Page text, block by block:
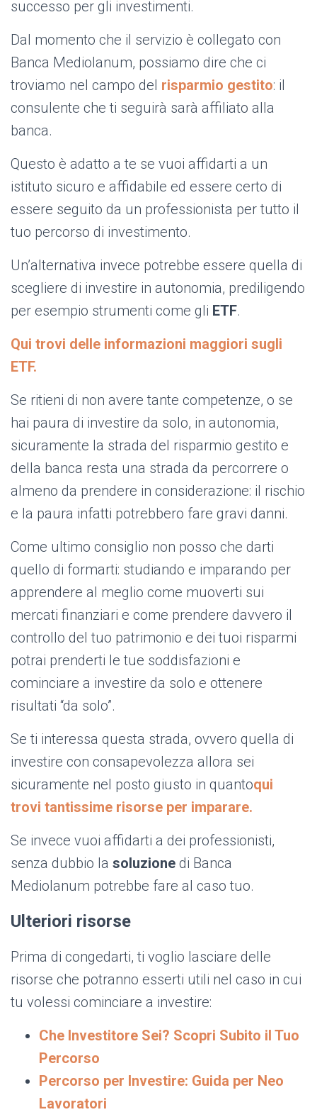
successo per gli investimenti.
Dal momento che il servizio è collegato con
Banca Mediolanum, possiamo dire che ci
troviamo nel campo del risparmio gestito: il
consulente che ti seguirà sarà affiliato alla
banca.
Questo è adatto a te se vuoi affidarti a un
istituto sicuro e affidabile ed essere certo di
essere seguito da un professionista per tutto il
tuo percorso di investimento.
Un’alternativa invece potrebbe essere quella di
scegliere di investire in autonomia, prediligendo
per esempio strumenti come gli ETF.
Qui trovi delle informazioni maggiori sugli
ETF.
Se ritieni di non avere tante competenze, o se
hai paura di investire da solo, in autonomia,
sicuramente la strada del risparmio gestito e
della banca resta una strada da percorrere o
almeno da prendere in considerazione: il rischio
e la paura infatti potrebbero fare gravi danni.
Come ultimo consiglio non posso che darti
quello di formarti: studiando e imparando per
apprendere al meglio come muoverti sui
mercati finanziari e come prendere davvero il
controllo del tuo patrimonio e dei tuoi risparmi
potrai prenderti le tue soddisfazioni e
cominciare a investire da solo e ottenere
risultati “da solo”.
Se ti interessa questa strada, ovvero quella di
investire con consapevolezza allora sei
sicuramente nel posto giusto in quantoqui
trovi tantissime risorse per imparare.
Se invece vuoi affidarti a dei professionisti,
senza dubbio la soluzione di Banca
Mediolanum potrebbe fare al caso tuo.
Ulteriori risorse
Prima di congedarti, ti voglio lasciare delle
risorse che potranno esserti utili nel caso in cui
tu volessi cominciare a investire:
Che Investitore Sei? Scopri Subito il Tuo
Percorso
Percorso per Investire: Guida per Neo
Lavoratori